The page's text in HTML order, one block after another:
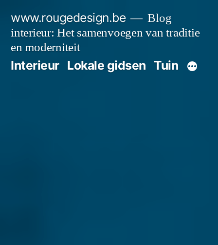
naar
inhoud
www.rougedesign.be
Blog
interieur: Het samenvoegen van traditie
en moderniteit
Interieur Lokale gidsen Tuin